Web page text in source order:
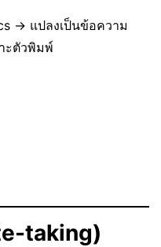
→ แปลงเป็นข้อความ
ะตัวพิมพ์
taking)